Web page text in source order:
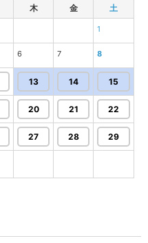
木 金 土
1
6 7 8
13 14 15
20 21 22
27 28 29